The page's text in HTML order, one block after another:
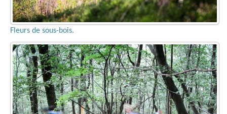
Fleurs de sous-bois.